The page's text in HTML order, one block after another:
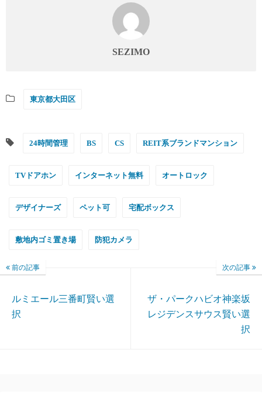
SEZIMO
東京都大田区
24時間管理 BS CS REIT系ブランドマンション
TVドアホン インターネット無料 オートロック
デザイナーズ ペット可 宅配ボックス
敷地内ゴミ置き場 防犯カメラ
前の記事
ルミエール三番町賢い選
択
次の記事
ザ・パークハビオ神楽坂
レジデンスサウス賢い選
択